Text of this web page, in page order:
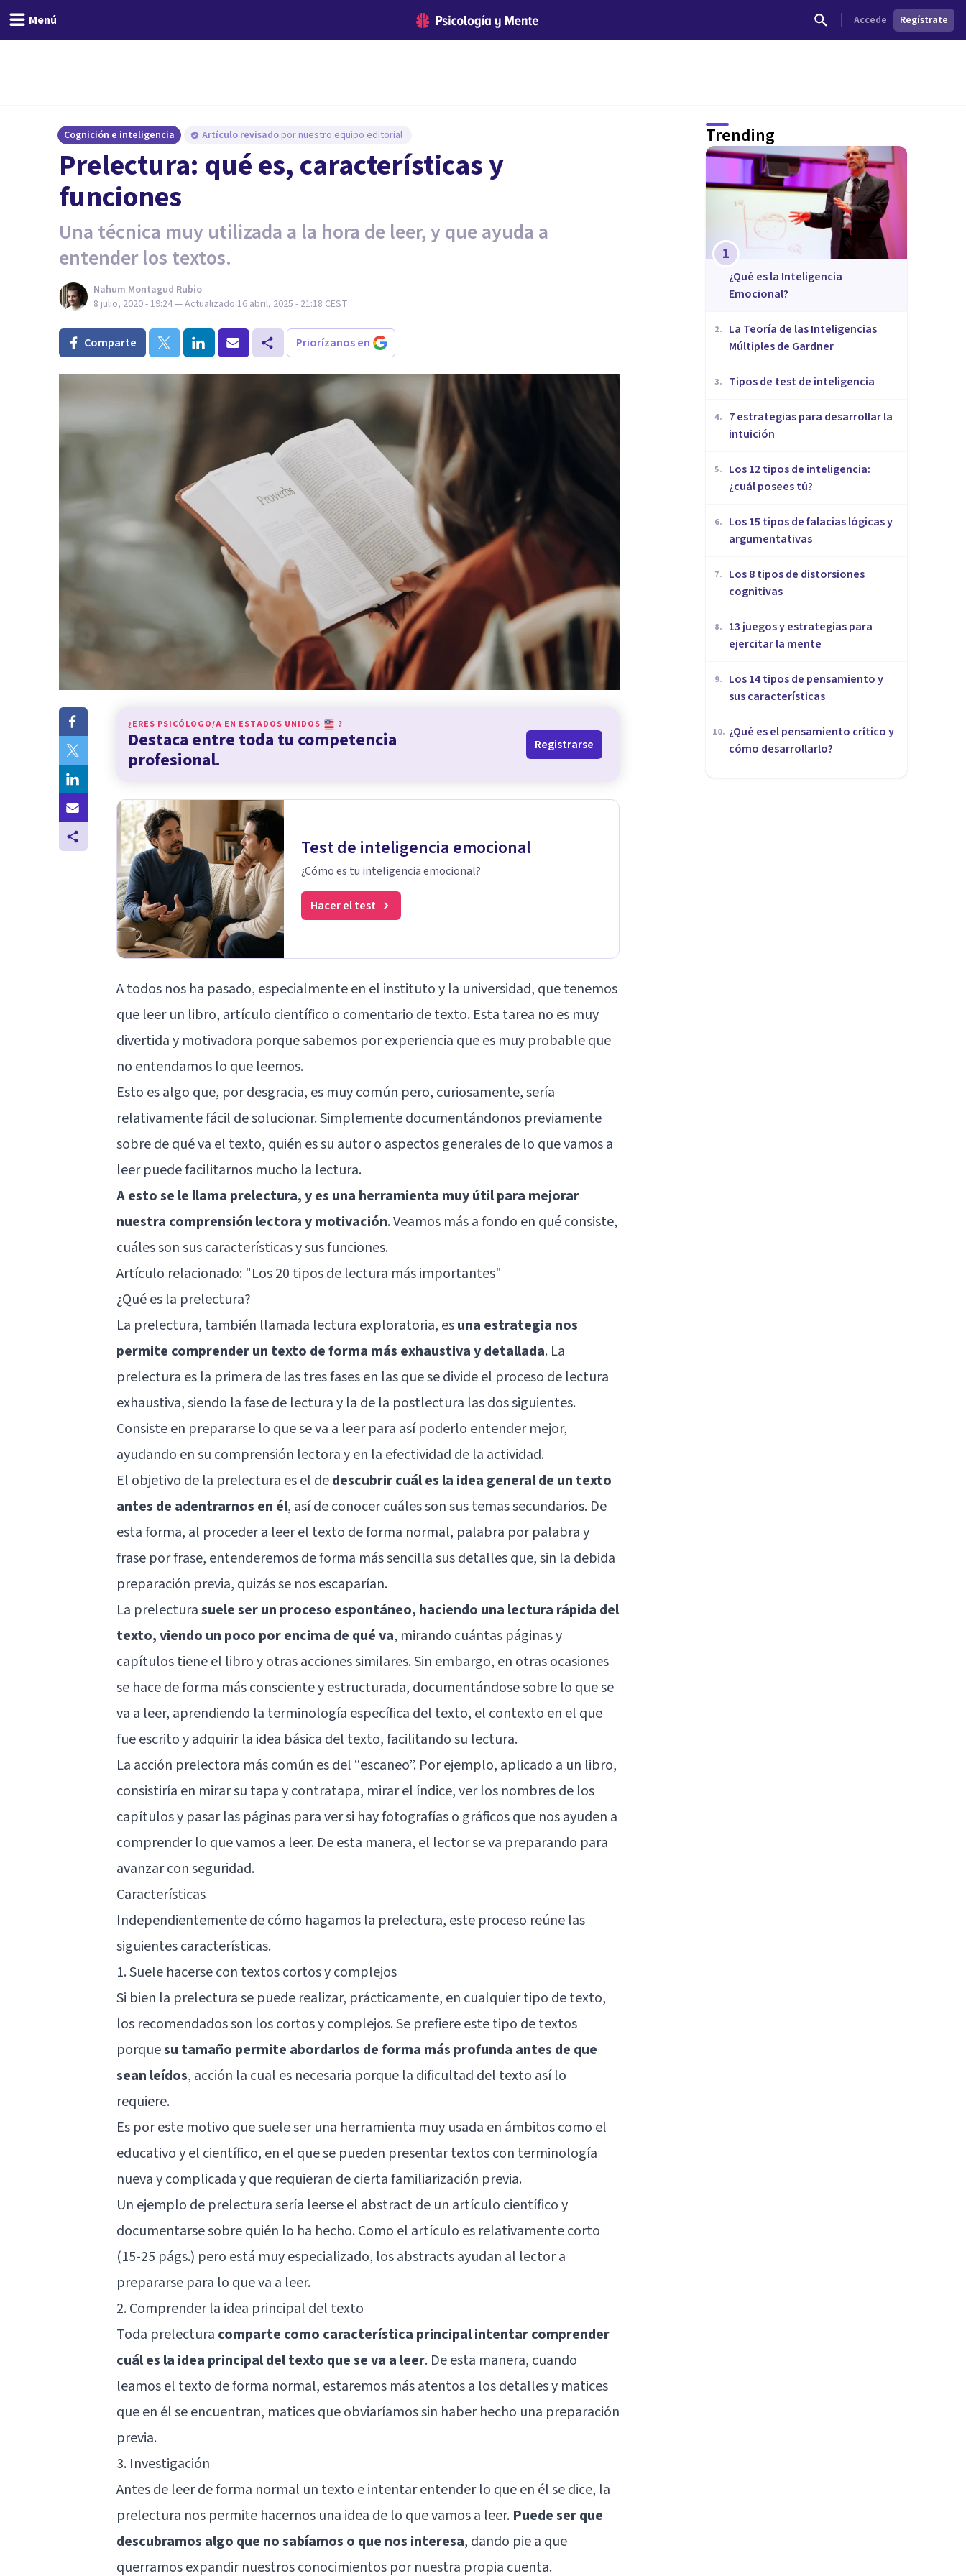
Menú Accede Regístrate
Cognición e inteligencia Artículo revisado por nuestro equipo editorial
Prelectura: qué es, características y
funciones
Una técnica muy utilizada a la hora de leer, y que ayuda a
entender los textos.
Nahum Montagud Rubio
8 julio, 2020 - 19:24— Actualizado 16 abril, 2025 - 21:18 CEST
Comparte Priorízanos en
¿ERES PSICÓLOGO/A EN ESTADOS UNIDOS ?
Destaca entre toda tu competencia
profesional.
Registrarse
Test de inteligencia emocional
¿Cómo es tu inteligencia emocional?
Hacer el test
A todos nos ha pasado, especialmente en el instituto y la universidad, que tenemos
que leer un libro, artículo científico o comentario de texto. Esta tarea no es muy
divertida y motivadora porque sabemos por experiencia que es muy probable que
no entendamos lo que leemos.
Esto es algo que, por desgracia, es muy común pero, curiosamente, sería
relativamente fácil de solucionar. Simplemente documentándonos previamente
sobre de qué va el texto, quién es su autor o aspectos generales de lo que vamos a
leer puede facilitarnos mucho la lectura.
A esto se le llama prelectura, y es una herramienta muy útil para mejorar
nuestra comprensión lectora y motivación. Veamos más a fondo en qué consiste,
cuáles son sus características y sus funciones.
Artículo relacionado: "Los 20 tipos de lectura más importantes"
¿Qué es la prelectura?
La prelectura, también llamada lectura exploratoria, esuna estrategia nos
permite comprender un texto de forma más exhaustiva y detallada. La
prelectura es la primera de las tres fases en las que se divide el proceso de lectura
exhaustiva, siendo la fase de lectura y la de la postlectura las dos siguientes.
Consiste en prepararse lo que se va a leer para así poderlo entender mejor,
ayudando en su comprensión lectora y en la efectividad de la actividad.
El objetivo de la prelectura es el dedescubrir cuál es la idea general de un texto
antes de adentrarnos en él, así de conocer cuáles son sus temas secundarios. De
esta forma, al proceder a leer el texto de forma normal, palabra por palabra y
frase por frase, entenderemos de forma más sencilla sus detalles que, sin la debida
preparación previa, quizás se nos escaparían.
La prelecturasuele ser un proceso espontáneo, haciendo una lectura rápida del
texto, viendo un poco por encima de qué va, mirando cuántas páginas y
capítulos tiene el libro y otras acciones similares. Sin embargo, en otras ocasiones
se hace de forma más consciente y estructurada, documentándose sobre lo que se
va a leer, aprendiendo la terminología específica del texto, el contexto en el que
fue escrito y adquirir la idea básica del texto, facilitando su lectura.
La acción prelectora más común es del “escaneo”. Por ejemplo, aplicado a un libro,
consistiría en mirar su tapa y contratapa, mirar el índice, ver los nombres de los
capítulos y pasar las páginas para ver si hay fotografías o gráficos que nos ayuden a
comprender lo que vamos a leer. De esta manera, el lector se va preparando para
avanzar con seguridad.
Características
Independientemente de cómo hagamos la prelectura, este proceso reúne las
siguientes características.
1. Suele hacerse con textos cortos y complejos
Si bien la prelectura se puede realizar, prácticamente, en cualquier tipo de texto,
los recomendados son los cortos y complejos. Se prefiere este tipo de textos
porquesu tamaño permite abordarlos de forma más profunda antes de que
sean leídos, acción la cual es necesaria porque la dificultad del texto así lo
requiere.
Es por este motivo que suele ser una herramienta muy usada en ámbitos como el
educativo y el científico, en el que se pueden presentar textos con terminología
nueva y complicada y que requieran de cierta familiarización previa.
Un ejemplo de prelectura sería leerse el abstract de un artículo científico y
documentarse sobre quién lo ha hecho. Como el artículo es relativamente corto
(15-25 págs.) pero está muy especializado, los abstracts ayudan al lector a
prepararse para lo que va a leer.
2. Comprender la idea principal del texto
Toda prelectura comparte como característica principal intentar comprender
cuál es la idea principal del texto que se va a leer. De esta manera, cuando
leamos el texto de forma normal, estaremos más atentos a los detalles y matices
que en él se encuentran, matices que obviaríamos sin haber hecho una preparación
previa.
3. Investigación
Antes de leer de forma normal un texto e intentar entender lo que en él se dice, la
prelectura nos permite hacernos una idea de lo que vamos a leer. Puede ser que
descubramos algo que no sabíamos o que nos interesa, dando pie a que
querramos expandir nuestros conocimientos por nuestra propia cuenta.
Trending
1
¿Qué es la Inteligencia
Emocional?
2.
La Teoría de las Inteligencias
Múltiples de Gardner
3. ​Tipos de test de inteligencia
4.
7 estrategias para desarrollar la
intuición
5.
Los 12 tipos de inteligencia:
¿cuál posees tú?
6.
Los 15 tipos de falacias lógicas y
argumentativas
7.
Los 8 tipos de distorsiones
cognitivas
8.
13 juegos y estrategias para
ejercitar la mente
9.
Los 14 tipos de pensamiento y
sus características
10. ¿Qué es el pensamiento crítico y
cómo desarrollarlo?